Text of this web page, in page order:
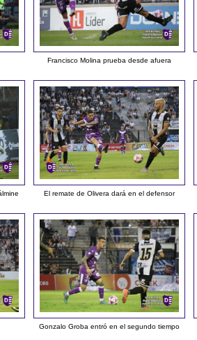
Francisco Molina prueba desde afuera
El remate de Olivera dará en el defensor
Gonzalo Groba entró en el segundo tiempo